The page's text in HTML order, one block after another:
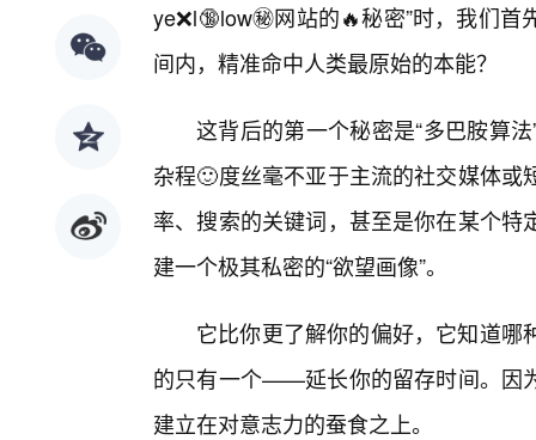
ye❌l🔞low㊙️网站的🔥秘密”时，我们
间内，精准命中人类最原始的本能？
这背后的第一个秘密是“多巴胺算
杂程🙂度丝毫不亚于主流的社交媒体
率、搜索的关键词，甚至是你在某个
建一个极其私密的“欲望画像”。
它比你更了解你的偏好，它知道
的只有一个——延长你的留存时间。因
建立在对意志力的蚕食之上。